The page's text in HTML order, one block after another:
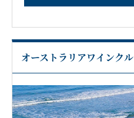
オーストラリアワインク